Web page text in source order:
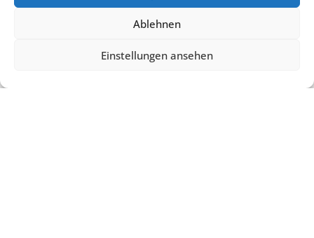
Ablehnen
Einstellungen ansehen
BUCHEN